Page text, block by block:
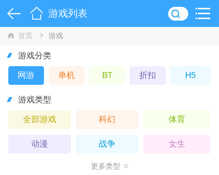
游戏列表
首页 游戏
游戏分类
网游 单机 BT 折扣 H5
游戏类型
全部游戏 科幻 体育
动漫 战争 女生
回合
更多类型